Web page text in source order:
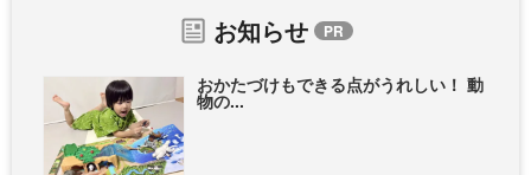
お知らせ
おかたづけもできる点がうれしい！ 動
物の...